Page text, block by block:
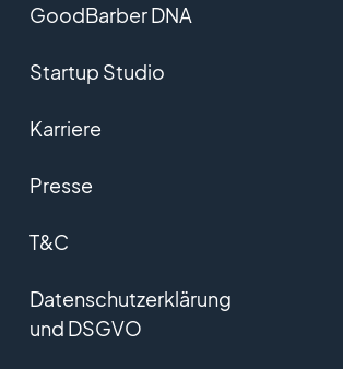
GoodBarber DNA
Startup Studio
Karriere
Presse
T&C
Datenschutzerklärung
und DSGVO